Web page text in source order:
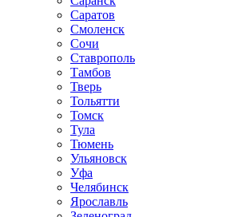
Саратов
Смоленск
Сочи
Ставрополь
Тамбов
Тверь
Тольятти
Томск
Тула
Тюмень
Ульяновск
Уфа
Челябинск
Ярославль